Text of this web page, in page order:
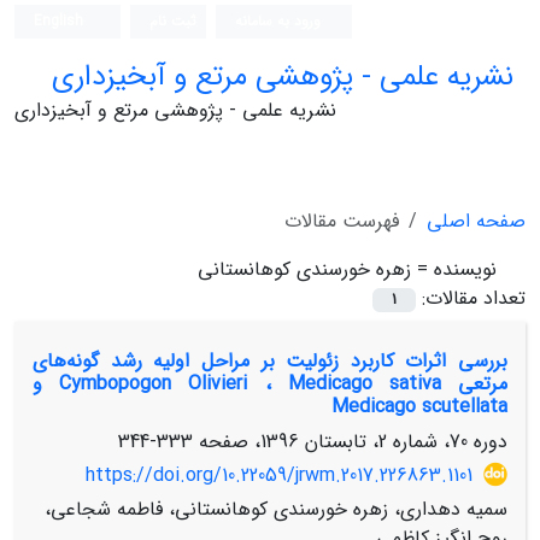
نشریه علمی - پژوهشی مرتع و آبخیزداری
نشریه علمی - پژوهشی مرتع و آبخیزداری
صفحه اصلی
فهرست مقالات
نویسنده = زهره خورسندی کوهانستانی
تعداد مقالات:
1
بررسی اثرات کاربرد زئولیت بر مراحل اولیه رشد گونه‌های
مرتعی Cymbopogon Olivieri ، Medicago sativa و
Medicago scutellata
دوره 70، شماره 2، تابستان 1396، صفحه
333-344
https://doi.org/10.22059/jrwm.2017.226863.1101
سمیه دهداری، زهره خورسندی کوهانستانی، فاطمه شجاعی،